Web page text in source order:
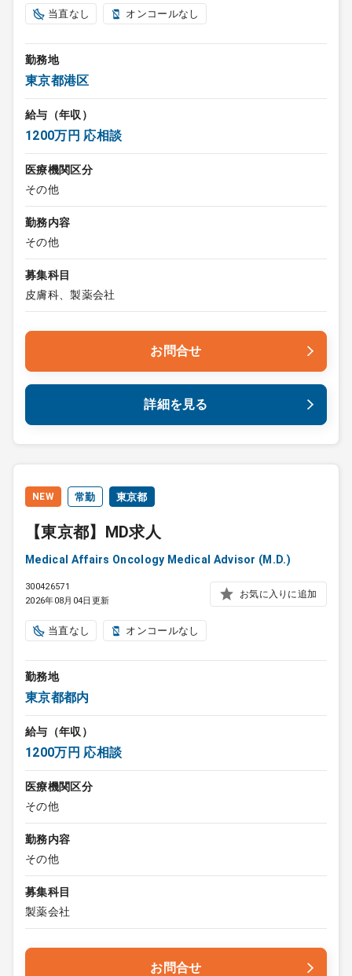
当直なし オンコールなし
勤務地
東京都港区
給与（年収）
1200万円 応相談
医療機関区分
その他
勤務内容
その他
募集科目
皮膚科、製薬会社
お問合せ
詳細を見る
NEW 常勤 東京都
【東京都】MD求人
Medical Affairs Oncology Medical Advisor (M.D.)
300426571
2026年08月04日更新
お気に入りに追加
当直なし オンコールなし
勤務地
東京都都内
給与（年収）
1200万円 応相談
医療機関区分
その他
勤務内容
その他
募集科目
製薬会社
お問合せ